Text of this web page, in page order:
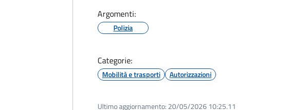
Argomenti:
Polizia
Categorie:
Mobilità e trasporti Autorizzazioni
Ultimo aggiornamento: 20/05/2026 10:25.11